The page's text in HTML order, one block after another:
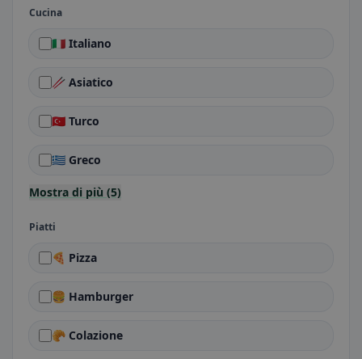
Cucina
🇮🇹 Italiano
🥢 Asiatico
🇹🇷 Turco
🇬🇷 Greco
Mostra di più (5)
Piatti
🍕 Pizza
🍔 Hamburger
🥐 Colazione